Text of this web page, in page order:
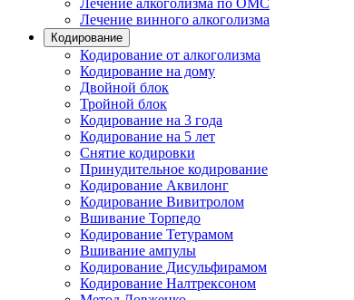
Лечение алкоголизма по ОМС
Лечение винного алкоголизма
Кодирование
Кодирование от алкоголизма
Кодирование на дому
Двойной блок
Тройной блок
Кодирование на 3 года
Кодирование на 5 лет
Снятие кодировки
Принудительное кодирование
Кодирование Аквилонг
Кодирование Вивитролом
Вшивание Торпедо
Кодирование Тетурамом
Вшивание ампулы
Кодирование Дисульфирамом
Кодирование Налтрексоном